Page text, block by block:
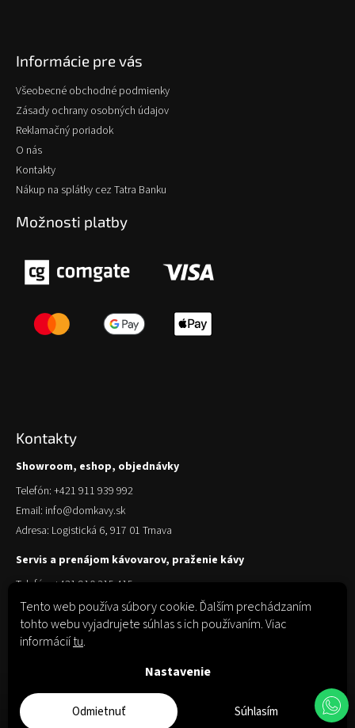
Tento web používa súbory cookie. Ďalším prechádzaním
tohto webu vyjadrujete súhlas s ich používaním. Viac
informáciítu.
Nastavenie
Odmietnuť Súhlasím
Informácie pre vás
Všeobecné obchodné podmienky
Zásady ochrany osobných údajov
Reklamačný poriadok
O nás
Kontakty
Nákup na splátky cez Tatra Banku
Možnosti platby
Kontakty
Showroom, eshop, objednávky
Telefón: +421 911 939 992
Email: info@domkavy.sk
Adresa: Logistická 6, 917 01 Trnava
Servis a prenájom kávovarov, praženie kávy
Telefón: +421 910 315 415
Email: obchod@domkavy.sk
Adresa: Logistická 6, 917 01 Trnava